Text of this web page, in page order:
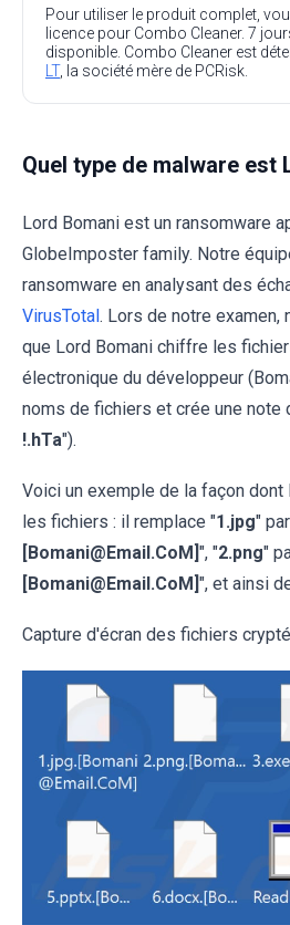
Pour utiliser le produit complet,
licence pour Combo Cleaner. 7
disponible. Combo Cleaner est
LT, la société mère de PCRisk.
Quel type de malware est
Lord Bomani est un ransomware
GlobeImposter family. Notre
ransomware en analysant des
VirusTotal. Lors de notre examen,
que Lord Bomani chiffre les
électronique du développeur
noms de fichiers et crée une note
!.hTa").
Voici un exemple de la façon dont
les fichiers : il remplace "1.jpg"
[Bomani@Email.CoM]", "2.png"
[Bomani@Email.CoM]", et ainsi
Capture d'écran des fichiers